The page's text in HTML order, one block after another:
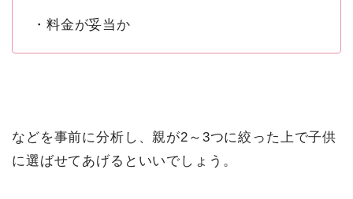
・料金が妥当か
などを事前に分析し、親が2～3つに絞った上で子供
に選ばせてあげるといいでしょう。